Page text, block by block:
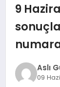
9
Aslı
09